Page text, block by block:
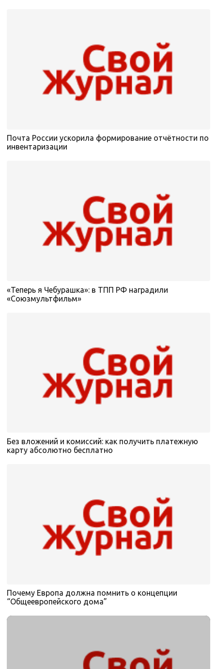
Почта России ускорила формирование отчётности по
инвентаризации
«Теперь я Чебурашка»: в ТПП РФ наградили
«Союзмультфильм»
Без вложений и комиссий: как получить платежную
карту абсолютно бесплатно
Почему Европа должна помнить о концепции
“Общеевропейского дома”